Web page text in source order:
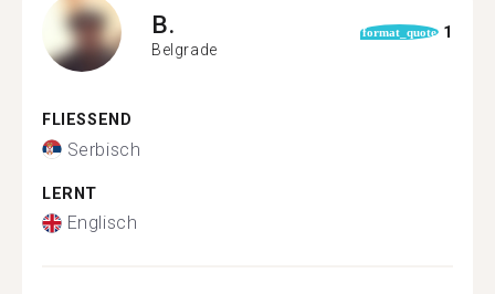
B.
Belgrade
format_quote 1
FLIESSEND
Serbisch
LERNT
Englisch